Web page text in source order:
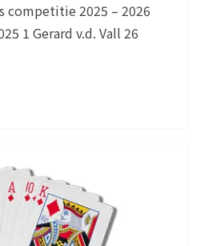
competitie 2025 – 2026
1 Gerard v.d. Vall 26